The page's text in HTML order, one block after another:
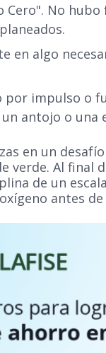
Cero". No
en algo
por impulso o
antojo o una
en un
Al final
de un
antes de